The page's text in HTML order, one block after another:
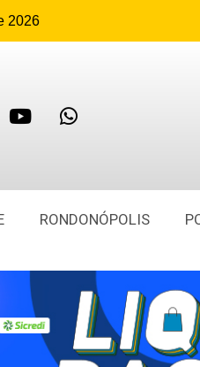
2026
RONDONÓPOLIS